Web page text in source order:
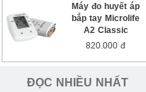
Máy đo huyết áp
bắp tay Microlife
A2 Classic
820.000 đ
ĐỌC NHIỀU NHẤT